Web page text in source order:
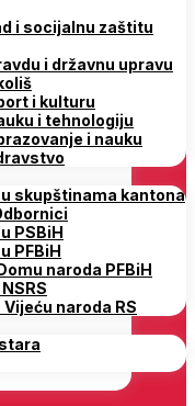
i socijalnu zaštitu
i državnu upravu
i kulturu
i tehnologiju
i nauku
skupštinama kantona
PSBiH
PFBiH
naroda PFBiH
naroda RS